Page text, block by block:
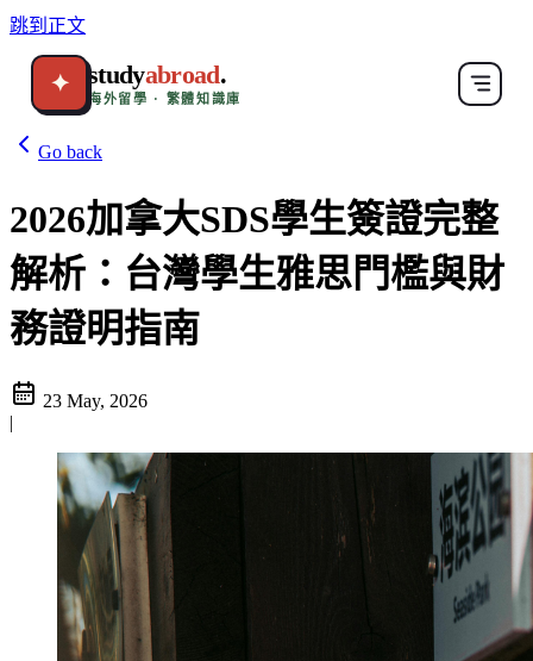
跳到正文
✦ studyabroad.
海外留學 · 繁體知識庫
Go back
2026加拿大SDS學生簽證完整
解析：台灣學生雅思門檻與財
務證明指南
23 May, 2026
|